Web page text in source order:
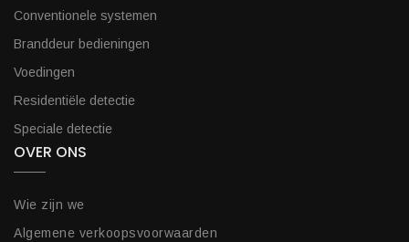
Conventionele systemen
Branddeur bedieningen
Voedingen
Residentiële detectie
Speciale detectie
OVER ONS
Wie zijn we
Algemene verkoopsvoorwaarden